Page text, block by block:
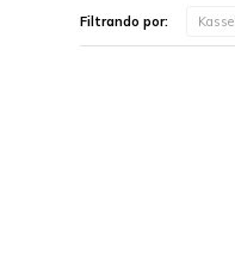
Filtrando por: Kassel